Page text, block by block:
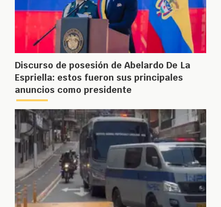
Discurso de posesión de Abelardo De La
Espriella: estos fueron sus principales
anuncios como presidente